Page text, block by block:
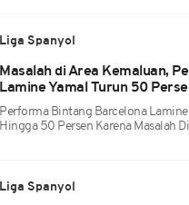
Liga Spanyol
Masalah di Area Kemaluan,
Lamine Yamal Turun 50
Performa Bintang Barcelona
Hingga 50 Persen Karena Masalah
Liga Spanyol